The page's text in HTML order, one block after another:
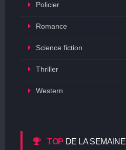
Policier
Romance
Science fiction
Thriller
Western
TOP DE LA SEMAINE